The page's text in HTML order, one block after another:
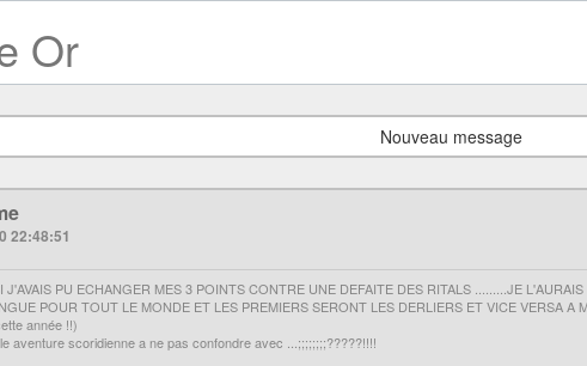
Or
Nouveau message
22:48:51
PU ECHANGER MES 3 POINTS CONTRE UNE DEFAITE DES RITALS .........JE
POUR TOUT LE MONDE ET LES PREMIERS SERONT LES DERLIERS ET VICE VERSA
année !!)
aventure scoridienne a ne pas confondre avec ...;;;;;;;;?????!!!!